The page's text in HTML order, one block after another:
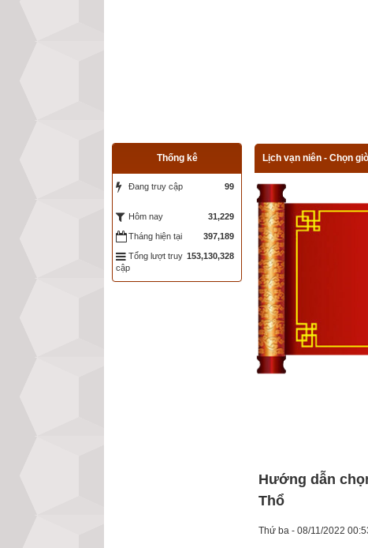
Lịch vạn niên - Chọn
Hướng dẫn
Thổ
Thứ ba - 08/11/2022
Thống kê
Đang truy cập 99
Hôm nay 31,229
Tháng hiện tại 397,189
Tổng lượt truy
cập
153,130,328